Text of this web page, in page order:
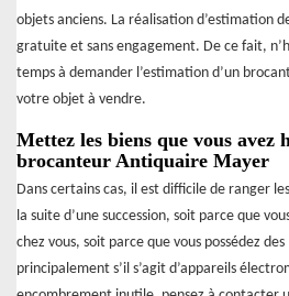
objets anciens. La réalisation d’estimation
gratuite et sans engagement. De ce fait,
temps à demander l’estimation d’un
votre objet à vendre.
Mettez les biens que vous avez
brocanteur Antiquaire Mayer
Dans certains cas, il est difficile de ranger
la suite d’une succession, soit parce que
chez vous, soit parce que vous possédez
principalement s’il s’agit d’appareils